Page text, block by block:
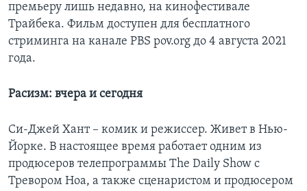
премьеру лишь недавно, на кинофестивале
Трайбека. Фильм доступен для бесплатного
стриминга на канале PBS pov.org до 4 августа 2021
года.
Расизм: вчера и сегодня
Си-Джей Хант – комик и режиссер. Живет в Нью-
Йорке. В настоящее время работает одним из
продюсеров телепрограммы The Daily Show с
Тревором Ноа, а также сценаристом и продюсером